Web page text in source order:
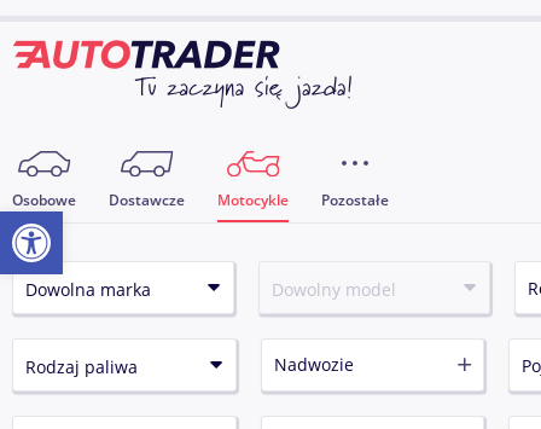
Osobowe Dostawcze Motocykle Pozostałe
Nadwozie
Otwórz pasek narzędzi